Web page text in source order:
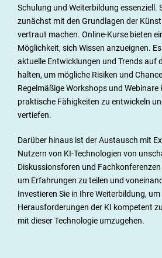
Schulung und Weiterbildung essenziell.
zunächst mit den Grundlagen der
vertraut machen. Online-Kurse bieten
Möglichkeit, sich Wissen anzueignen.
aktuelle Entwicklungen und Trends auf
halten, um mögliche Risiken und
Regelmäßige Workshops und Webinare
praktische Fähigkeiten zu entwickeln
vertiefen.
Darüber hinaus ist der Austausch mit
Nutzern von KI-Technologien von
Diskussionsforen und
um Erfahrungen zu teilen und
Investieren Sie in Ihre Weiterbildung, um
Herausforderungen der KI kompetent
mit dieser Technologie umzugehen.